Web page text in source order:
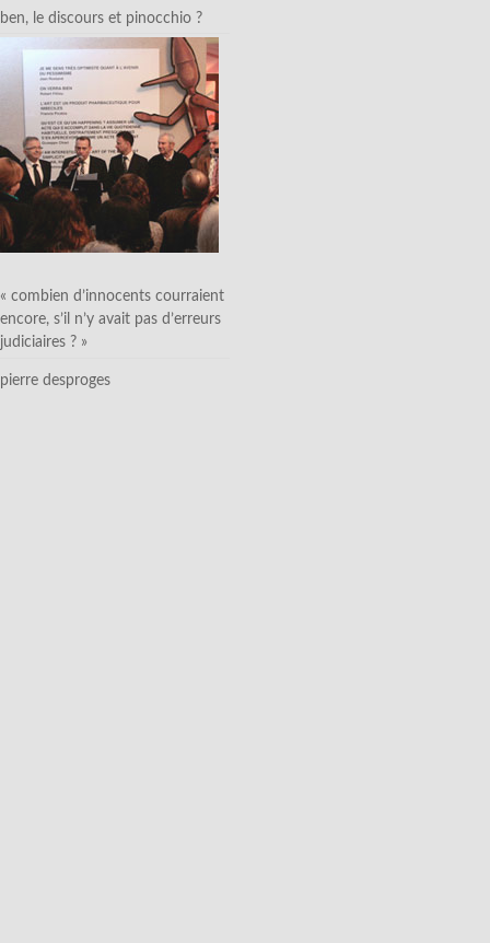
ben, le discours et pinocchio ?
« combien d’innocents courraient
encore, s’il n’y avait pas d’erreurs
judiciaires ? »
pierre desproges